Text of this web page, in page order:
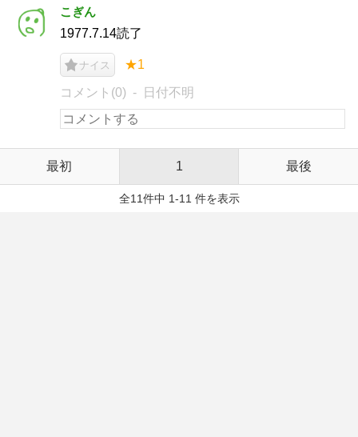
こぎん
1977.7.14読了
ナイス ★1
コメント(0) 日付不明
最初 1 最後
全11件中 1-11 件を表示